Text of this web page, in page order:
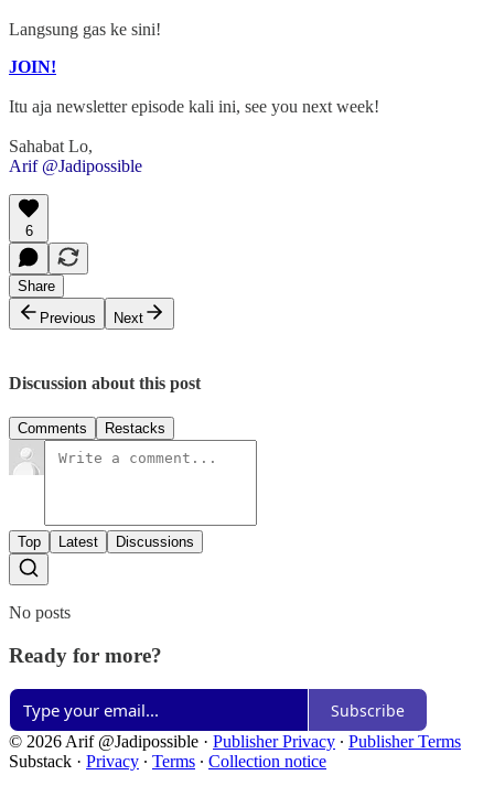
Langsung gas ke sini!
JOIN!
Itu aja newsletter episode kali ini, see you next week!
Sahabat Lo,
Arif @Jadipossible
6
Share
Previous
Next
Discussion about this post
Comments Restacks
Top Latest Discussions
No posts
Ready for more?
Subscribe
© 2026 Arif @Jadipossible · Publisher Privacy ∙ Publisher Terms
Substack · Privacy ∙ Terms ∙ Collection notice